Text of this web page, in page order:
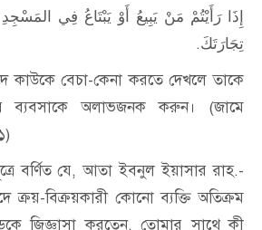
إِذَا رَأَيْتُمْ مَنْ يَبِيعُ أَوْ يَبْتَاعُ فِي المَسْجِدِ
تِجَارَتَكَ.
কাউকে বেচা-কেনা করতে দেখলে তাকে
ব্যবসাকে অলাভজনক করুন। (জামে
বর্ণিত যে, আতা ইবনুল ইয়াসার রাহ.-
ক্রয়-বিক্রয়কারী কোনো ব্যক্তি অতিক্রম
জিজ্ঞাসা করতেন, তোমার সাথে কী